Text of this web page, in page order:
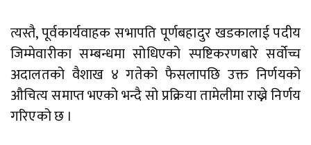
त्यस्तै, पूर्वकार्यवाहक सभापति पूर्णबहादुर खडकालाई पदीय
जिम्मेवारीका सम्बन्धमा सोधिएको स्पष्टिकरणबारे सर्वोच्च
अदालतको वैशाख ४ गतेको फैसलापछि उक्त निर्णयको
औचित्य समाप्त भएको भन्दै सो प्रक्रिया तामेलीमा राख्ने निर्णय
गरिएको छ ।